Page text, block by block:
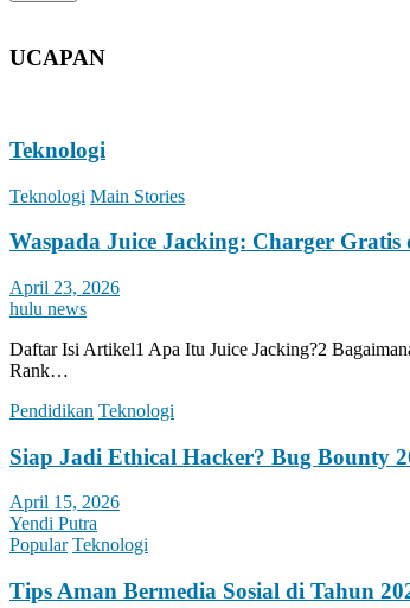
UCAPAN
Teknologi
Teknologi Main Stories
Waspada Juice Jacking: Charger
April 23, 2026
hulu news
Daftar Isi Artikel1 Apa Itu Juice Jacking?2
Rank…
Pendidikan Teknologi
Siap Jadi Ethical Hacker? Bug Bounty
April 15, 2026
Yendi Putra
Popular Teknologi
Tips Aman Bermedia Sosial di Tahun